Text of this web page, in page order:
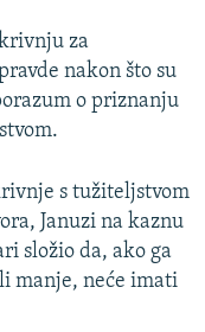
za
nakon što su
o priznanju
s tužiteljstvom
Januzi na kaznu
složio da, ako ga
manje, neće imati